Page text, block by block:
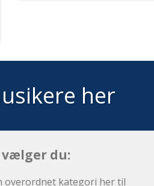
her
vælger du:
overordnet kategori her til